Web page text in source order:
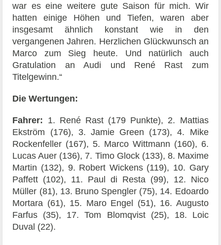
war es eine weitere gute Saison für mich. Wir
hatten einige Höhen und Tiefen, waren aber
insgesamt ähnlich konstant wie in den
vergangenen Jahren. Herzlichen Glückwunsch an
Marco zum Sieg heute. Und natürlich auch
Gratulation an Audi und René Rast zum
Titelgewinn.“
Die Wertungen:
Fahrer: 1. René Rast (179 Punkte), 2. Mattias
Ekström (176), 3. Jamie Green (173), 4. Mike
Rockenfeller (167), 5. Marco Wittmann (160), 6.
Lucas Auer (136), 7. Timo Glock (133), 8. Maxime
Martin (132), 9. Robert Wickens (119), 10. Gary
Paffett (102), 11. Paul di Resta (99), 12. Nico
Müller (81), 13. Bruno Spengler (75), 14. Edoardo
Mortara (61), 15. Maro Engel (51), 16. Augusto
Farfus (35), 17. Tom Blomqvist (25), 18. Loic
Duval (22).